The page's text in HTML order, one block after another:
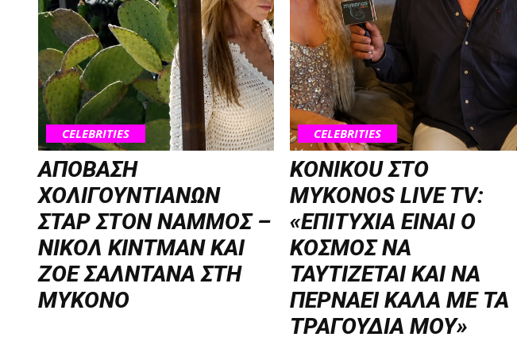
CELEBRITIES
ΑΠΟΒΑΣΗ
ΧΟΛΙΓΟΥΝΤΙΑΝΩΝ
ΣΤΑΡ ΣΤΟΝ NΑΜΜΟΣ –
ΝΙΚΟΛ ΚΙΝΤΜΑΝ ΚΑΙ
ΖΟΕ ΣΑΛΝΤΑΝΑ ΣΤΗ
ΜΥΚΟΝΟ
CELEBRITIES
KONIKOU ΣΤΟ
MYKONOS LIVE TV:
«ΕΠΙΤΥΧΙΑ ΕΙΝΑΙ Ο
ΚΟΣΜΟΣ ΝΑ
ΤΑΥΤΙΖΕΤΑΙ KAI ΝΑ
ΠΕΡΝΑΕΙ ΚΑΛΑ ΜΕ ΤΑ
ΤΡΑΓΟΥΔΙΑ ΜΟΥ»